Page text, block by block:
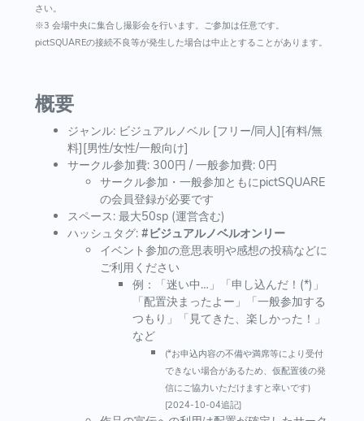
さい。
※3 会場中央に集合し撮影会を行います。ご参加は任意です。
pictSQUAREの接続不良等が発生した場合は中止とすることがあります。
概要
ジャンル: ビジュアルノベル [フリー/同人][有料/無
料][男性/女性/一般向け]
サークル参加費: 300円 / 一般参加費: 0円
サークル参加・一般参加ともにpictSQUARE
の会員登録が必要です
スペース: 最大50sp (運営含む)
ハッシュタグ: #ビジュアルノベルオンリー
イベント参加の意思表明や感想の投稿などに
ご利用ください
例：「迷い中…」「申し込んだ！(*)」
「配置決まったよー」「一般参加する
つもり」「見てきた、楽しかった！」
など
(*お申込内容の不備や満席等により受付
できない場合があるため、仮配置後の発
信にご協力いただけますと幸いです)
[2024-10-04追記]